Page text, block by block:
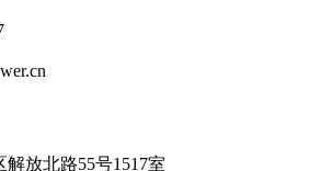
放北路55号1517室